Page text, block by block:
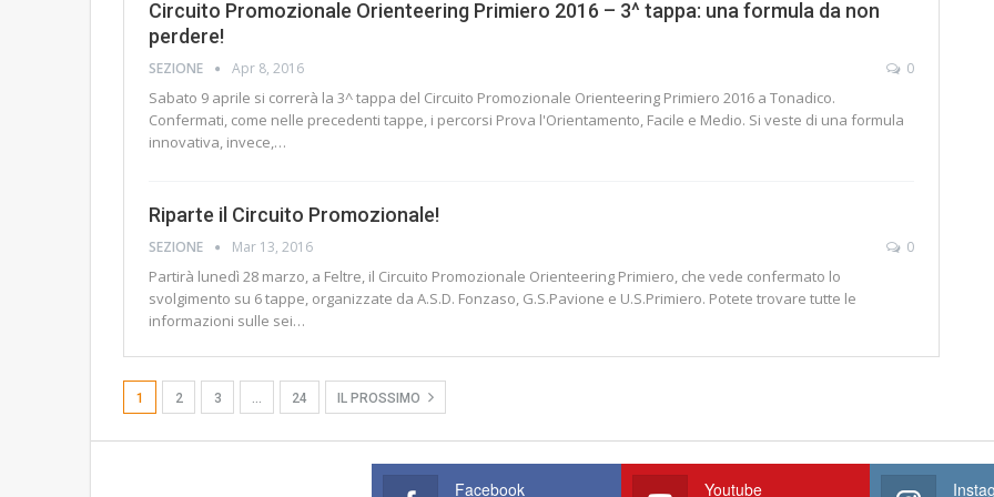
Circuito Promozionale Orienteering Primiero 2016 – 3^ tappa: una formula da non
perdere!
SEZIONE Apr 8, 2016 0
Sabato 9 aprile si correrà la 3^ tappa del Circuito Promozionale Orienteering Primiero 2016 a Tonadico.
Confermati, come nelle precedenti tappe, i percorsi Prova l'Orientamento, Facile e Medio. Si veste di una formula
innovativa, invece,…
Riparte il Circuito Promozionale!
SEZIONE Mar 13, 2016 0
Partirà lunedì 28 marzo, a Feltre, il Circuito Promozionale Orienteering Primiero, che vede confermato lo
svolgimento su 6 tappe, organizzate da A.S.D. Fonzaso, G.S.Pavione e U.S.Primiero. Potete trovare tutte le
informazioni sulle sei…
1 2 3 … 24 IL PROSSIMO
Facebook Youtube